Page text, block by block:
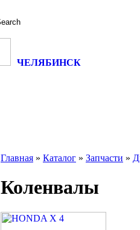
ЧЕЛЯБИНСК
Главная » Каталог » Запчасти »
Коленвалы